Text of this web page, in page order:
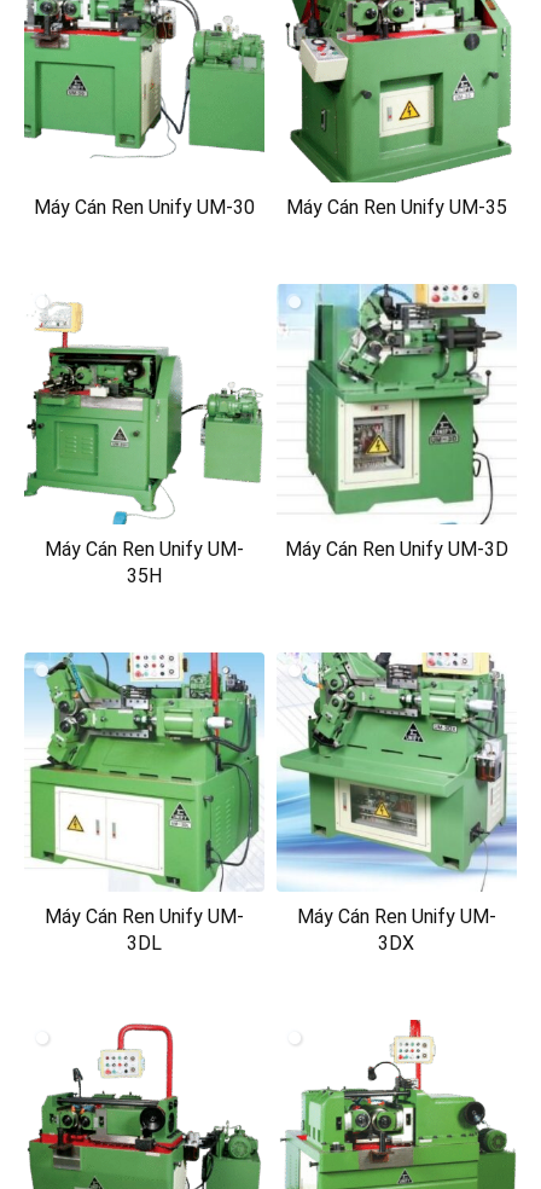
Máy Cán Ren Unify UM-30 Máy Cán Ren Unify UM-35
Máy Cán Ren Unify UM-
35H
Máy Cán Ren Unify UM-3D
Máy Cán Ren Unify UM-
3DL
Máy Cán Ren Unify UM-
3DX